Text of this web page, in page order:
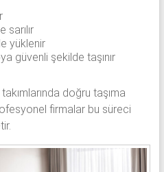
sarılır
yüklenir
güvenli şekilde taşınır
doğru taşıma
firmalar bu süreci